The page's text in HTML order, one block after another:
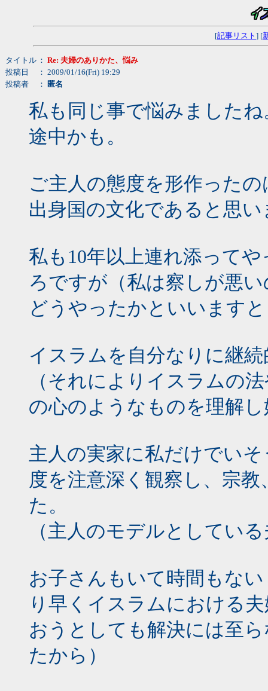
[記事リスト ] [
タイトル ： Re: 夫婦のありかた、悩み
投稿日
： 2009/01/16(Fri) 19:29
投稿者
： 匿名
私も同じ事で悩みました
途中かも。
ご主人の態度を形作った
出身国の文化であると思い
私も10年以上連れ添って
ろですが（私は察しが悪
どうやったかといいますと
イスラムを自分なりに継
（それによりイスラムの
の心のようなものを理解
主人の実家に私だけでい
度を注意深く観察し、宗
た。
（主人のモデルとしてい
お子さんもいて時間もな
り早くイスラムにおける
おうとしても解決には至
たから）